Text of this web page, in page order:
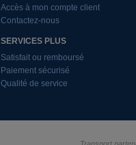
Accès à mon compte client
Contactez-nous
SERVICES PLUS
Satisfait ou remboursé
Paiement sécurisé
Qualité de service